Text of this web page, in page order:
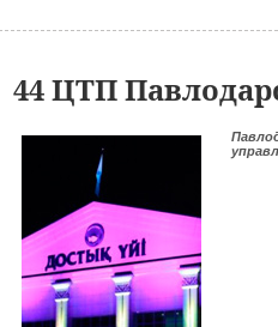
44 ЦТП